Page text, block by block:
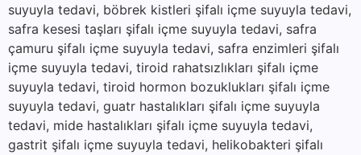
suyuyla tedavi, böbrek kistleri şifalı içme suyuyla tedavi,
safra kesesi taşları şifalı içme suyuyla tedavi, safra
çamuru şifalı içme suyuyla tedavi, safra enzimleri şifalı
içme suyuyla tedavi, tiroid rahatsızlıkları şifalı içme
suyuyla tedavi, tiroid hormon bozuklukları şifalı içme
suyuyla tedavi, guatr hastalıkları şifalı içme suyuyla
tedavi, mide hastalıkları şifalı içme suyuyla tedavi,
gastrit şifalı içme suyuyla tedavi, helikobakteri şifalı